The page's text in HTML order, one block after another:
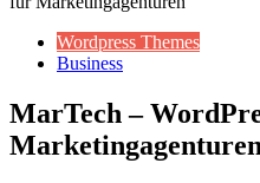
Wordpress Themes
Business
MarTech –
Marketingagenturen